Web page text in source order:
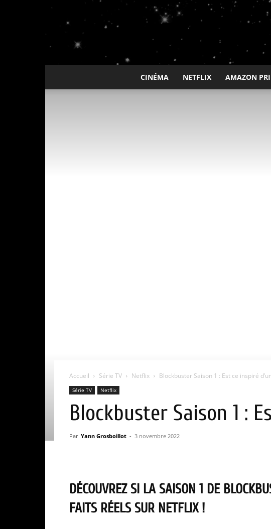
CINÉMA NETFLIX AMAZON
Accueil Série TV Netflix Blockbuster Saison 1 : Est ce inspiré
Série TV Netflix
Blockbuster Saison 1 :
Par Yann Grosboillot - 3 novembre 2022
DÉCOUVREZ SI LA SAISON 1 DE
FAITS RÉELS SUR NETFLIX !